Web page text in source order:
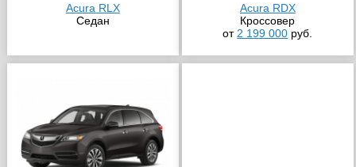
Acura RLX
Седан
Acura RDX
Кроссовер
от 2 199 000 руб.